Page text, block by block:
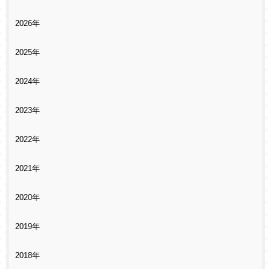
2026年
2025年
2024年
2023年
2022年
2021年
2020年
2019年
2018年